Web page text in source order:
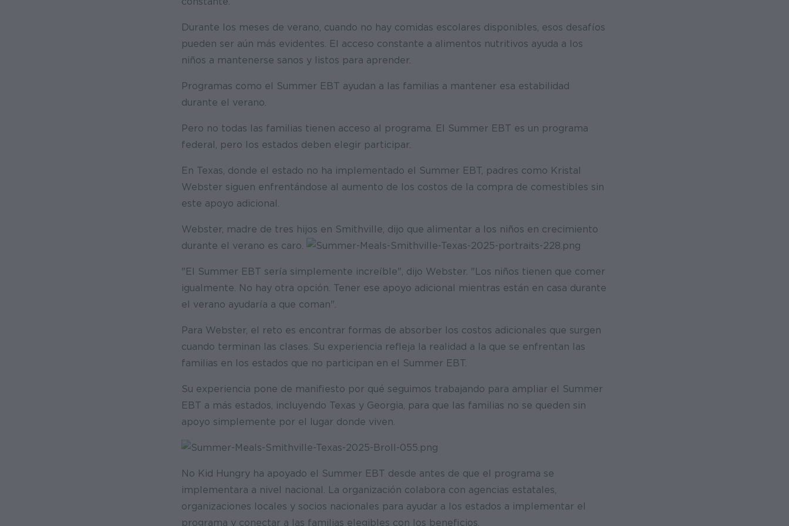
Durante los meses de verano, cuando no hay comidas escolares disponibles, esos desafíos
pueden ser aún más evidentes. El acceso constante a alimentos nutritivos ayuda a los
niños a mantenerse sanos y listos para aprender.
Programas como el Summer EBT ayudan a las familias a mantener esa estabilidad
durante el verano.
Pero no todas las familias tienen acceso al programa. El Summer EBT es un programa
federal, pero los estados deben elegir participar.
En Texas, donde el estado no ha implementado el Summer EBT, padres como Kristal
Webster siguen enfrentándose al aumento de los costos de la compra de comestibles sin
este apoyo adicional.
Webster, madre de tres hijos en Smithville, dijo que alimentar a los niños en crecimiento
durante el verano es caro.
"El Summer EBT sería simplemente increíble", dijo Webster. "Los niños tienen que comer
igualmente. No hay otra opción. Tener ese apoyo adicional mientras están en casa durante
el verano ayudaría a que coman".
Para Webster, el reto es encontrar formas de absorber los costos adicionales que surgen
cuando terminan las clases. Su experiencia refleja la realidad a la que se enfrentan las
familias en los estados que no participan en el Summer EBT.
Su experiencia pone de manifiesto por qué seguimos trabajando para ampliar el Summer
EBT a más estados, incluyendo Texas y Georgia, para que las familias no se queden sin
apoyo simplemente por el lugar donde viven.
No Kid Hungry ha apoyado el Summer EBT desde antes de que el programa se
implementara a nivel nacional. La organización colabora con agencias estatales,
organizaciones locales y socios nacionales para ayudar a los estados a implementar el
programa y conectar a las familias elegibles con los beneficios.